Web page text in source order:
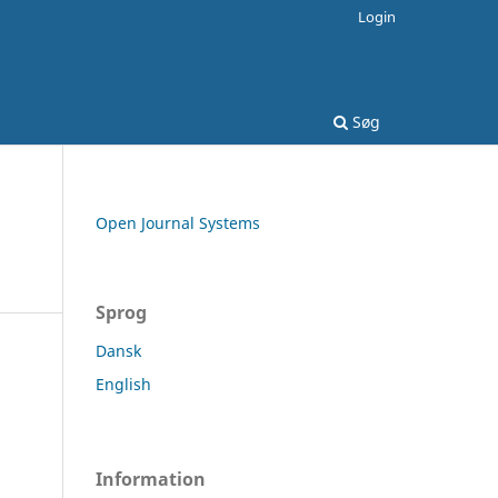
Søg
Login
Open Journal Systems
Sprog
Dansk
English
Information